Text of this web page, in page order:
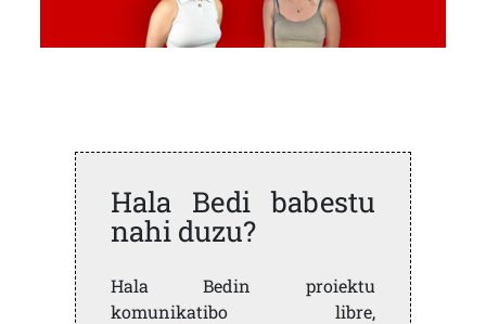
Hala Bedi babestu
nahi duzu?
Hala Bedin proiektu
komunikatibo libre,